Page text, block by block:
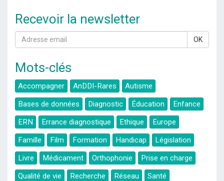
Recevoir la newsletter
OK
Mots-clés
Accompagner AnDDI-Rares
Autisme
Bases de données
Diagnostic Éducation
Enfance
ERN
Errance diagnostique Ethique
Europe
Famille
Film Formation Handicap
Législation
Livre
Médicament Orthophonie
Prise en charge
Qualité de vie
Recherche Réseau
Santé